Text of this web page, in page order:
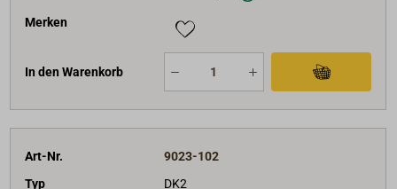
Merken
In den Warenkorb
Art-Nr.
9023-102
Typ
DK2